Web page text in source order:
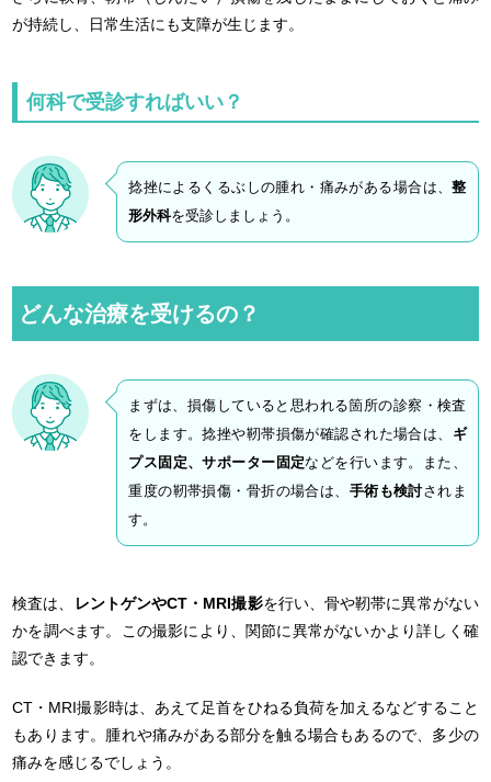
が持続し、日常生活にも支障が生じます。
何科で受診すればいい？
捻挫によるくるぶしの腫れ・痛みがある場合は、整
形外科を受診しましょう。
どんな治療を受けるの？
まずは、損傷していると思われる箇所の診察・検査
をします。捻挫や靭帯損傷が確認された場合は、 ギ
プス固定、サポーター固定などを行います。また、
重度の靭帯損傷・骨折の場合は、 手術も検討されま
す。
検査は、 レントゲンやCT・MRI撮影を行い、骨や靭帯に異常がない
かを調べます。この撮影により、関節に異常がないかより詳しく確
認できます。
CT・MRI撮影時は、あえて足首をひねる負荷を加えるなどすること
もあります。腫れや痛みがある部分を触る場合もあるので、多少の
痛みを感じるでしょう。